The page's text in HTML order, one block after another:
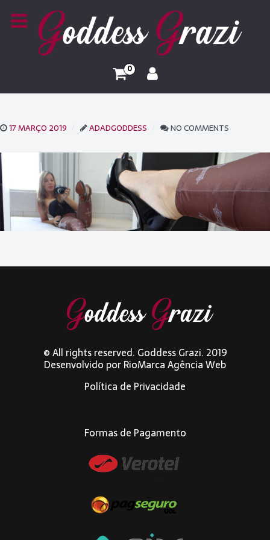
0
17 MARÇO 2019 ADADGODDESS NO COMMENTS
© All rights reserved. Goddess Grazi. 2019
Desenvolvido porRioMarca Agência Web
Política de Privacidade
Formas de Pagamento